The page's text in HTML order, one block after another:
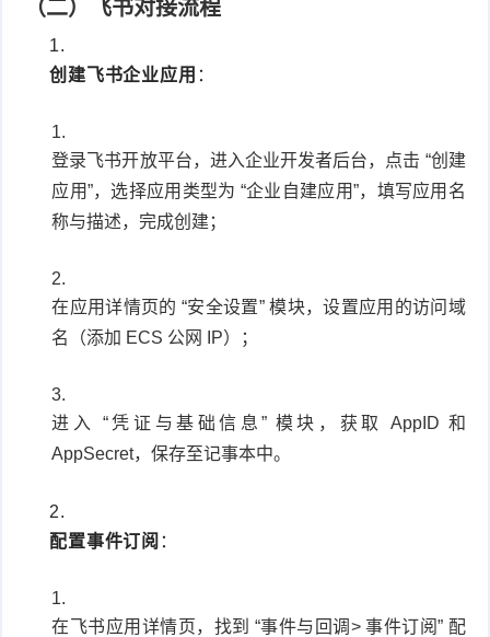
（二）飞书对接流程
创建飞书企业应用 ：
登录飞书开放平台，进入企业开发者后台，点击 “创建
应用”，选择应用类型为 “企业自建应用”，填写应用名
称与描述，完成创建；
在应用详情页的 “安全设置” 模块，设置应用的访问域
名（添加 ECS 公网 IP）；
进入 “凭证与基础信息” 模块，获取 AppID 和
AppSecret，保存至记事本中。
配置事件订阅 ：
在飞书应用详情页，找到 “事件与回调> 事件订阅” 配